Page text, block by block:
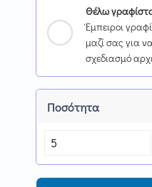
Θέλω
Έμπειροι
μαζί σας για
σχεδιασμό
Ποσότητα